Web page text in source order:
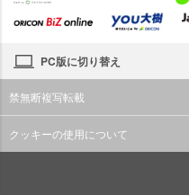
PC版に切り替え
禁無断複写転載
クッキーの使用について